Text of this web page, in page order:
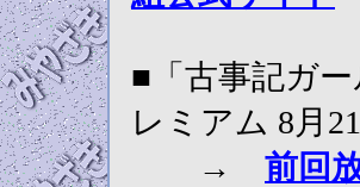
■「古事記ガ
レミアム 8月
→ 前回